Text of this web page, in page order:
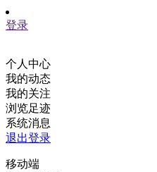
登录
个人中心
我的动态
我的关注
浏览足迹
系统消息
退出登录
移动端